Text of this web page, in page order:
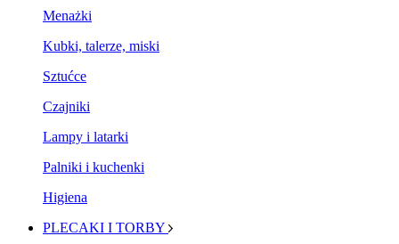
Menażki
Kubki, talerze, miski
Sztućce
Czajniki
Lampy i latarki
Palniki i kuchenki
Higiena
PLECAKI I TORBY